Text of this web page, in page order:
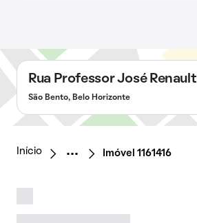
Rua Professor José Renault
São Bento, Belo Horizonte
Início Imóvel 1161416